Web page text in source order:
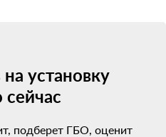
установку
подберет ГБО, оценит